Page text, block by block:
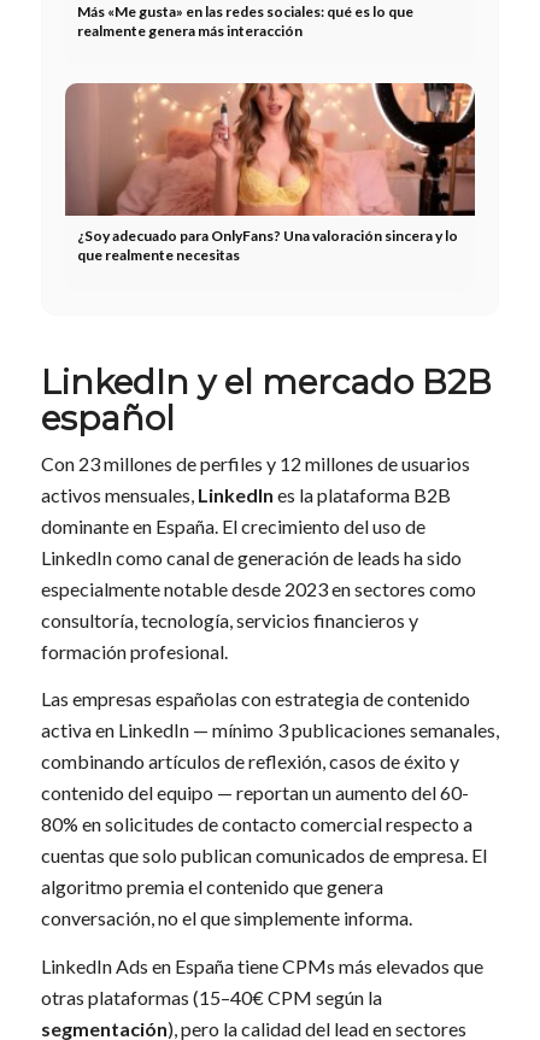
Más «Me gusta» en las redes sociales: qué es lo que
realmente genera más interacción
¿Soy adecuado para OnlyFans? Una valoración sincera y lo
que realmente necesitas
LinkedIn y el mercado B2B
español
Con 23 millones de perfiles y 12 millones de usuarios
activos mensuales, LinkedIn es la plataforma B2B
dominante en España. El crecimiento del uso de
LinkedIn como canal de generación de leads ha sido
especialmente notable desde 2023 en sectores como
consultoría, tecnología, servicios financieros y
formación profesional.
Las empresas españolas con estrategia de contenido
activa en LinkedIn — mínimo 3 publicaciones semanales,
combinando artículos de reflexión, casos de éxito y
contenido del equipo — reportan un aumento del 60-
80% en solicitudes de contacto comercial respecto a
cuentas que solo publican comunicados de empresa. El
algoritmo premia el contenido que genera
conversación, no el que simplemente informa.
LinkedIn Ads en España tiene CPMs más elevados que
otras plataformas (15–40€ CPM según la
segmentación), pero la calidad del lead en sectores